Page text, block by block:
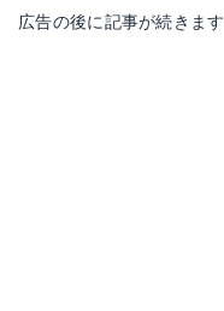
広告の後に記事が続きます